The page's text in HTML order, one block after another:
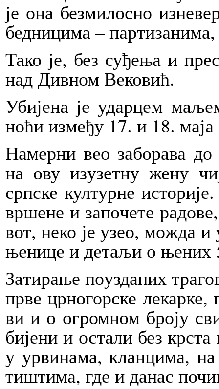
је она без­ми­ло­сно
бед­ни­ци­ма –
Та­ко је, без суђења и
над Див­ном Ве­ко­вић.
Уби­је­на је удар­цем
но­ћи из­ме­ђу 17. и 18.
На­мер­ни вео за­бо­ра­ва
на ову из­у­зет­ну же­ну
српске кул­тур­не
вр­ше­не и за­по­че­те
вот, не­ко је узео, мо­жда
ње­ни­це и де­та­љи о ње­них
За­ти­ра­ње по­у­зда­них
пр­ве цр­но­гор­ске
ви и о огром­ном бро­ју
би­је­ни и оста­ли без
у ур­ви­на­ма, клан­ци­ма,
ти­шти­ма, где и данас